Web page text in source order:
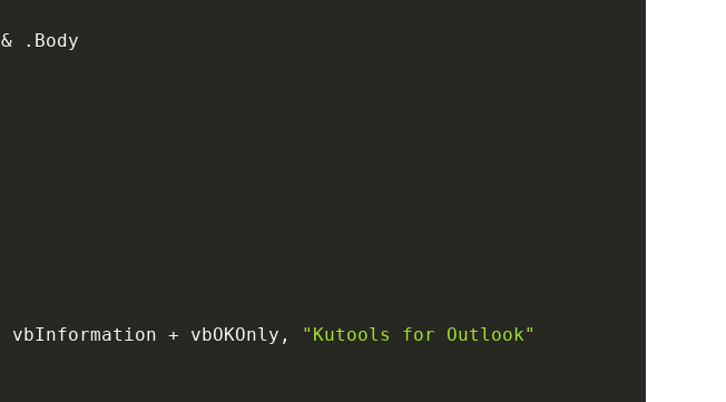
& . Body
vbInformation + vbOKOnly ,
"Kutools for Outlook"